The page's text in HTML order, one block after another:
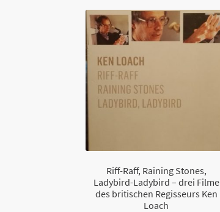
Riff-Raff, Raining Stones,
Ladybird-Ladybird – drei Filme
des britischen Regisseurs Ken
Loach